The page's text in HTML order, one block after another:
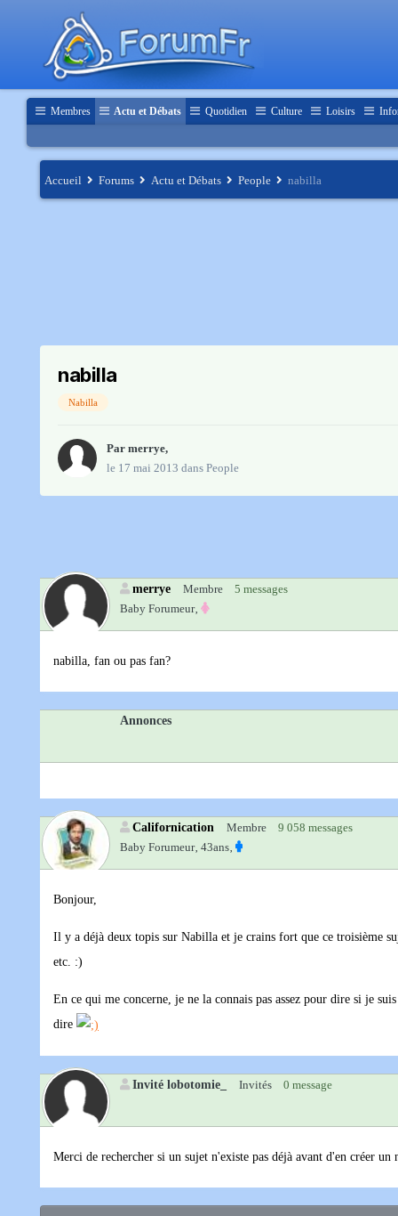
Membres Actu et Débats Quotidien Culture Loisirs
Accueil Forums Actu et Débats People nabilla
nabilla
Nabilla
Par merrye,
le 17 mai 2013 dans People
merrye Membre
5 messages
Baby Forumeur‚
nabilla, fan ou pas fan?
Annonces
Californication Membre
9 058 messages
Baby Forumeur‚ 43ans‚
Bonjour,
Il y a déjà deux topis sur Nabilla et je crains fort que ce troisième
etc. :)
En ce qui me concerne, je ne la connais pas assez pour dire si je
dire
Invité lobotomie_ Invités 0 message
Merci de rechercher si un sujet n'existe pas déjà avant d'en créer un